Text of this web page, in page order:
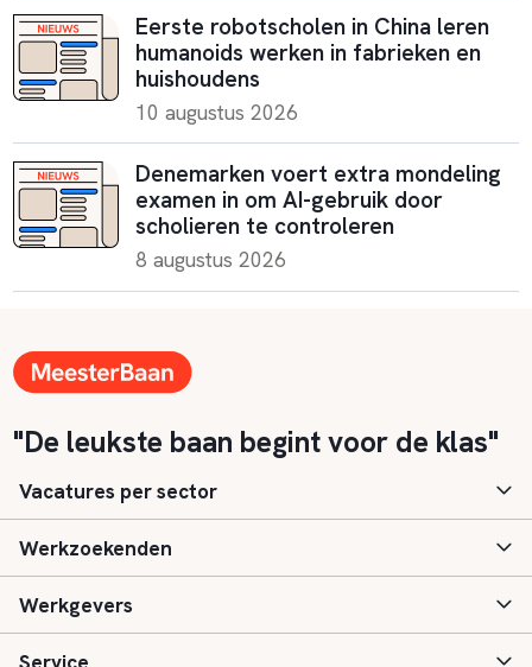
Eerste robotscholen in China leren
humanoids werken in fabrieken en
huishoudens
10 augustus 2026
Denemarken voert extra mondeling
examen in om AI-gebruik door
scholieren te controleren
8 augustus 2026
"De leukste baan begint voor de klas"
Vacatures per sector
Basisonderwijs
Speciaal (basis) onderwijs
Voortgezet onderwijs
Werkzoekenden
Aanmelden
Vacatures
Werkgevers
Inloggen